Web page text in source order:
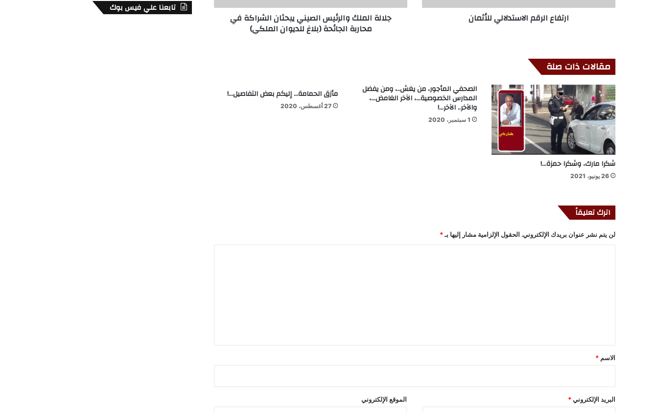
ارتفاع الرقم الاستدلالي للأثمان جلالة الملك والرئيس الصيني يبحثان الشراكة في
محاربة الجائحة (بلاغ للديوان الملكي)
مقالات ذات صلة
شكرا مارك، وشكرا حمزة…!
26 يونيو، 2021
الصحفي المأجور، من يغش..، ومن يفضل
المدارس الخصوصية…، الآخر الغامض…،
والآخر.. الآخر…!
1 سبتمبر، 2020
مأزق الحمامة… إليكم بعض التفاصيل…!
27 أغسطس، 2020
اترك تعليقاً
لن يتم نشر عنوان بريدك الإلكتروني. الحقول الإلزامية مشار إليها بـ *
*
الاسم *
البريد الإلكتروني * الموقع الإلكتروني
تابعنا علي فيس بوك